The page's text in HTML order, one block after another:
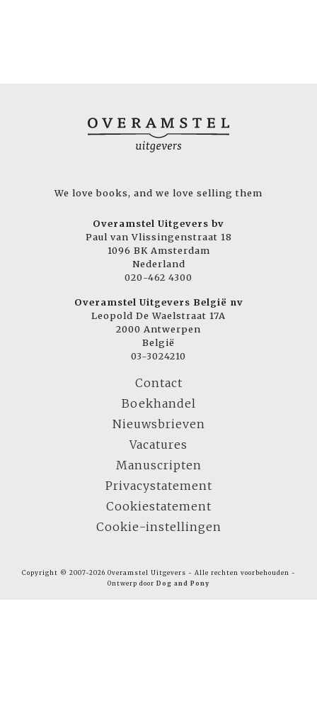
We love books, and we love selling them
Overamstel Uitgevers bv
Paul van Vlissingenstraat 18
1096 BK Amsterdam
Nederland
020-462 4300
Overamstel Uitgevers België nv
Leopold De Waelstraat 17A
2000 Antwerpen
België
03-3024210
Contact
Boekhandel
Nieuwsbrieven
Vacatures
Manuscripten
Privacystatement
Cookiestatement
Cookie-instellingen
Copyright © 2007-2026 Overamstel Uitgevers - Alle rechten voorbehouden -
Ontwerp door Dog and Pony